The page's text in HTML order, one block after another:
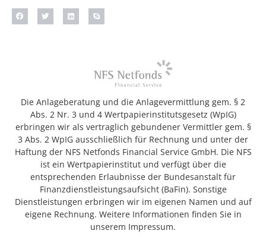
Die Anlageberatung und die Anlagevermittlung gem. § 2
Abs. 2 Nr. 3 und 4 Wertpapierinstitutsgesetz (WpIG)
erbringen wir als vertraglich gebundener Vermittler gem. §
3 Abs. 2 WpIG ausschließlich für Rechnung und unter der
Haftung der NFS Netfonds Financial Service GmbH. Die NFS
ist ein Wertpapierinstitut und verfügt über die
entsprechenden Erlaubnisse der Bundesanstalt für
Finanzdienstleistungsaufsicht (BaFin). Sonstige
Dienstleistungen erbringen wir im eigenen Namen und auf
eigene Rechnung. Weitere Informationen finden Sie in
unserem Impressum.